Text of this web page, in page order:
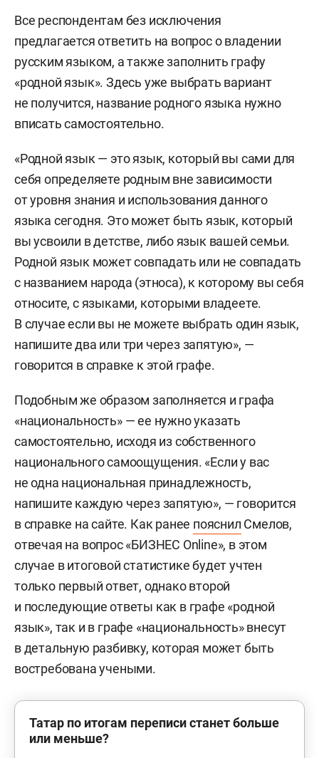
Все респондентам без исключения
предлагается ответить на вопрос о владении
русским языком, а также заполнить графу
«родной язык». Здесь уже выбрать вариант
не получится, название родного языка нужно
вписать самостоятельно.
«Родной язык — это язык, который вы сами для
себя определяете родным вне зависимости
от уровня знания и использования данного
языка сегодня. Это может быть язык, который
вы усвоили в детстве, либо язык вашей семьи.
Родной язык может совпадать или не совпадать
с названием народа (этноса), к которому вы себя
относите, с языками, которыми владеете.
В случае если вы не можете выбрать один язык,
напишите два или три через запятую», —
говорится в справке к этой графе.
Подобным же образом заполняется и графа
«национальность» — ее нужно указать
самостоятельно, исходя из собственного
национального самоощущения. «Если у вас
не одна национальная принадлежность,
напишите каждую через запятую», — говорится
в справке на сайте. Как ранее пояснил Смелов,
отвечая на вопрос «БИЗНЕС Online», в этом
случае в итоговой статистике будет учтен
только первый ответ, однако второй
и последующие ответы как в графе «родной
язык», так и в графе «национальность» внесут
в детальную разбивку, которая может быть
востребована учеными.
Татар по итогам переписи станет больше
или меньше?